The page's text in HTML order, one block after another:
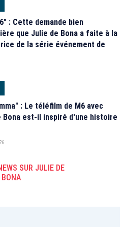
: Cette demande bien
que Julie de Bona a faite à la
de la série événement de
: Le téléfilm de M6 avec
Bona est-il inspiré d'une histoire
SUR JULIE DE
BONA